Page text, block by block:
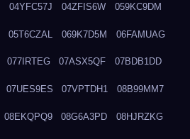
04YFC57J 04ZFIS6W 059KC9DM
05T6CZAL 069K7D5M 06FAMUAG
077IRTEG 07ASX5QF 07BDB1DD
07UES9ES 07VPTDH1 08B99MM7
08EKQPQ9 08G6A3PD 08HJRZKG